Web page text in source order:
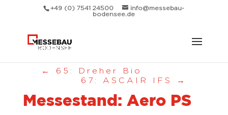
+49 (0) 7541 24500
info@messebau-
bodensee.de
← 65: Dreher Bio
67: ASCAIR IFS
→
Messestand: Aero PS